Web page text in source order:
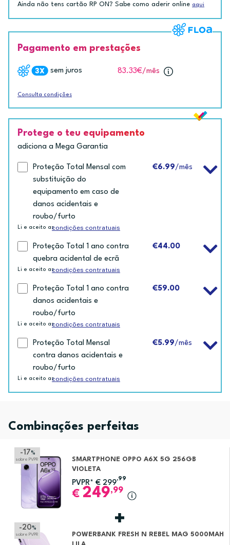
Ainda não tens cartão RP ON? Sabe como aderir online aqui
Pagamento em prestações
sem juros 83.33€/mês
Consulta condições
Protege o teu equipamento
adiciona a Mega Garantia
Proteção Total Mensal com
substituição do
equipamento em caso de
danos acidentais e
roubo/furto
€6.99/mês
Li e aceito ascondições contratuais
Proteção Total 1 ano contra
quebra acidental de ecrã
€44.00
Li e aceito ascondições contratuais
Proteção Total 1 ano contra
danos acidentais e
roubo/furto
€59.00
Li e aceito ascondições contratuais
Proteção Total Mensal
contra danos acidentais e
roubo/furto
€5.99/mês
Li e aceito ascondições contratuais
Combinações perfeitas
-17 %
sobre PVPR
SMARTPHONE OPPO A6X 5G 256GB
VIOLETA
PVPR* € 299
,99
€ 249,99
-20 %
sobre PVPR
POWERBANK FRESH N REBEL MAG 5000MAH